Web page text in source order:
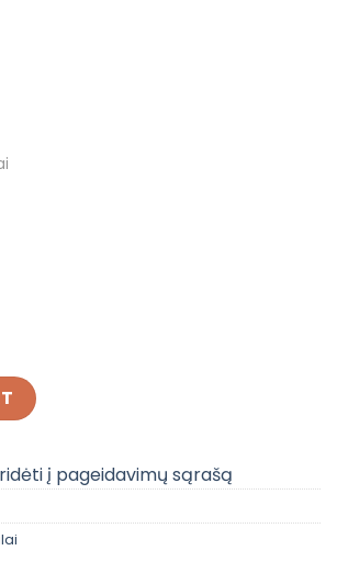
į pageidavimų sąrašą